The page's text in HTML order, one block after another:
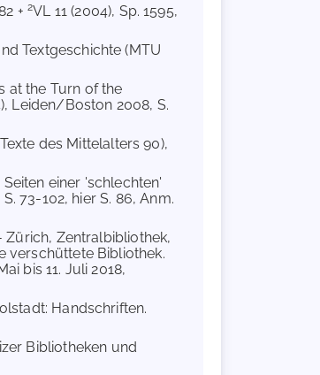
+2VL 11 (2004), Sp. 1595,
Textgeschichte (MTU
at the Turn of the
Leiden/Boston 2008, S.
des Mittelalters 90),
einer 'schlechten'
73-102, hier S. 86, Anm.
Zürich, Zentralbibliothek,
verschüttete Bibliothek.
bis 11. Juli 2018,
Handschriften.
Bibliotheken und